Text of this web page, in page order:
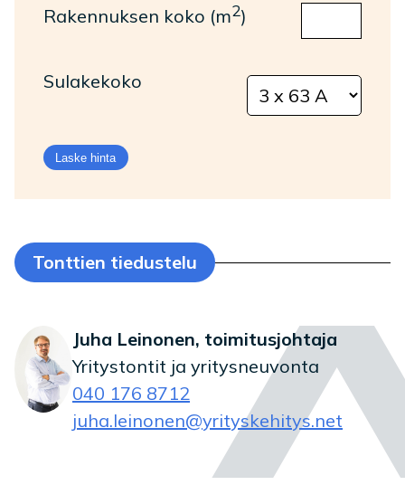
Rakennuksen koko (m2)
Sulakekoko
Laske hinta
Tonttien tiedustelu
Juha Leinonen, toimitusjohtaja
Yritystontit ja yritysneuvonta
040 176 8712
juha.leinonen@yrityskehitys.net